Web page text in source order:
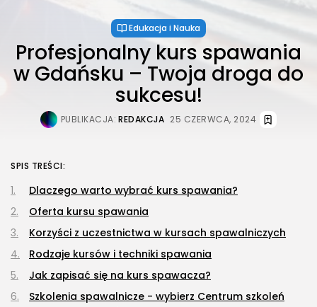
Edukacja i Nauka
Profesjonalny kurs spawania
w Gdańsku – Twoja droga do
sukcesu!
PUBLIKACJA: REDAKCJA 25 CZERWCA, 2024
SPIS TREŚCI:
Dlaczego warto wybrać kurs spawania?
Oferta kursu spawania
Korzyści z uczestnictwa w kursach spawalniczych
Rodzaje kursów i techniki spawania
Jak zapisać się na kurs spawacza?
Szkolenia spawalnicze - wybierz Centrum szkoleń